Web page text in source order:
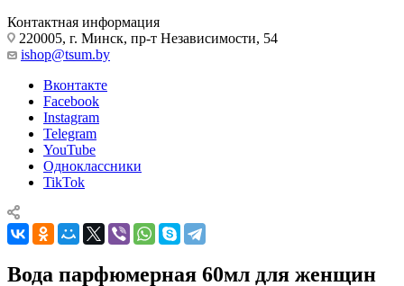
Контактная информация
220005, г. Минск, пр-т Независимости, 54
ishop@tsum.by
Вконтакте
Facebook
Instagram
Telegram
YouTube
Одноклассники
TikTok
Вода парфюмерная 60мл для женщин